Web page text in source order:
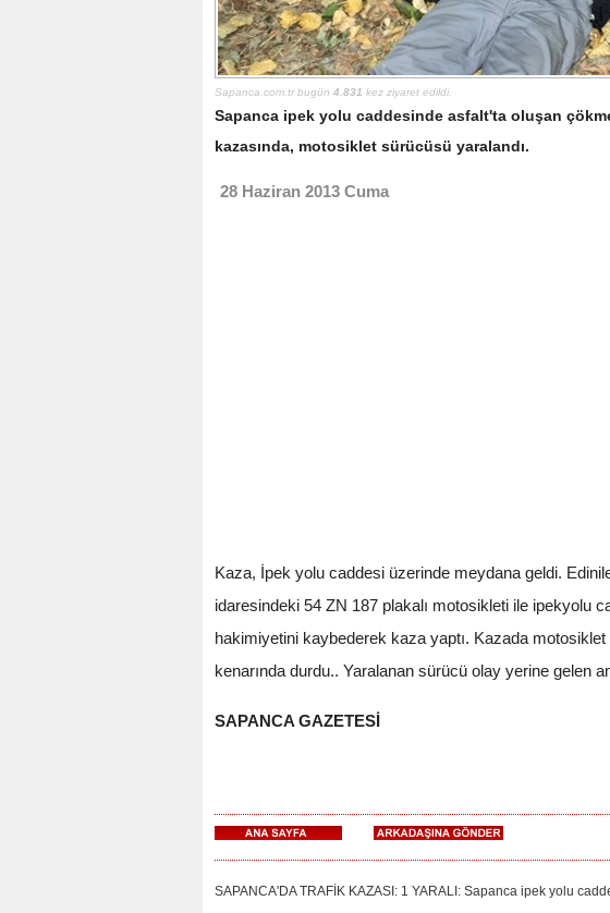
Sapanca.com.tr bugün 4.831 kez ziyaret edildi.
Sapanca ipek yolu caddesinde asfalt'ta oluşan
kazasında, motosiklet sürücüsü yaralandı.
28 Haziran 2013 Cuma
Kaza, İpek yolu caddesi üzerinde meydana geldi.
idaresindeki 54 ZN 187 plakalı motosikleti ile ipekyolu
hakimiyetini kaybederek kaza yaptı. Kazada
kenarında durdu.. Yaralanan sürücü olay yerine gelen
SAPANCA GAZETESİ
SAPANCA'DA TRAFİK KAZASI: 1 YARALI: Sapanca ipek yolu